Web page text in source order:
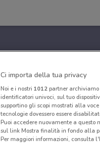
Ci importa della tua privacy
Noi e i nostri 1012partner
identificatori univoci, sul tuo
supportino gli scopi mostrati alla
tecnologie dovessero essere
Puoi accedere nuovamente a questo
sul link Mostra finalità in fondo alla
Per maggiori informazioni, consulta